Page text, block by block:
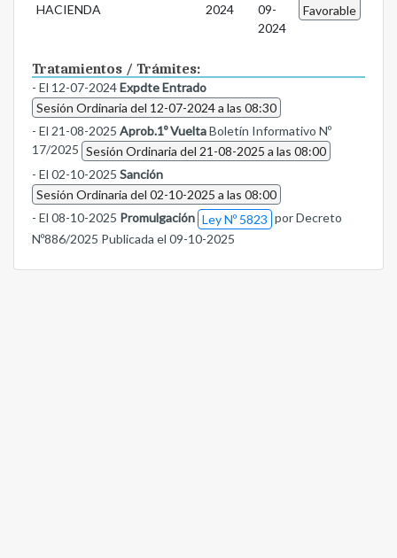
HACIENDA
2024
09-
2024
Favorable
Tratamientos / Trámites:
- El 12-07-2024Expdte Entrado
Sesión Ordinaria del 12-07-2024 a las 08:30
- El 21-08-2025 Aprob.1º VueltaBoletín Informativo Nº
17/2025 Sesión Ordinaria del 21-08-2025 a las 08:00
- El 02-10-2025 Sanción
Sesión Ordinaria del 02-10-2025 a las 08:00
- El 08-10-2025 Promulgación Ley Nº 5823 por Decreto
Nº886/2025 Publicada el 09-10-2025